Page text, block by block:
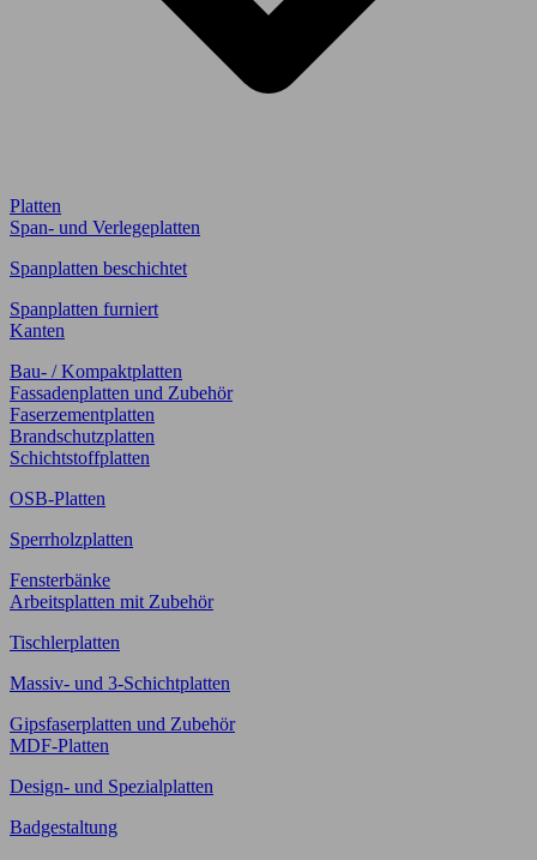
Platten
Span- und Verlegeplatten
Spanplatten beschichtet
Spanplatten furniert
Kanten
Bau- / Kompaktplatten
Fassadenplatten und Zubehör
Faserzementplatten
Brandschutzplatten
Schichtstoffplatten
OSB-Platten
Sperrholzplatten
Fensterbänke
Arbeitsplatten mit Zubehör
Tischlerplatten
Massiv- und 3-Schichtplatten
Gipsfaserplatten und Zubehör
MDF-Platten
Design- und Spezialplatten
Badgestaltung